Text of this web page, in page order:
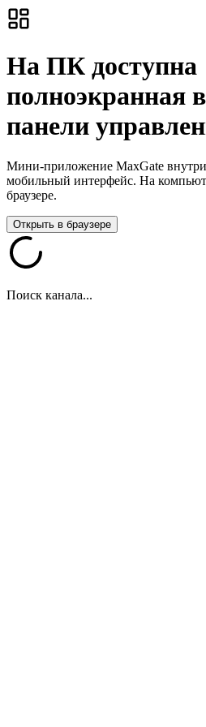
На ПК доступна
полноэкранная
панели
Мини-приложение MaxGate
мобильный интерфейс. На
браузере.
Открыть в браузере
Поиск канала...